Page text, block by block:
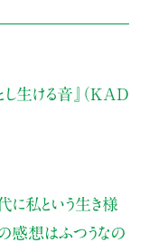
し生ける音』（KAD
に私という生き様
感想はふつうなの